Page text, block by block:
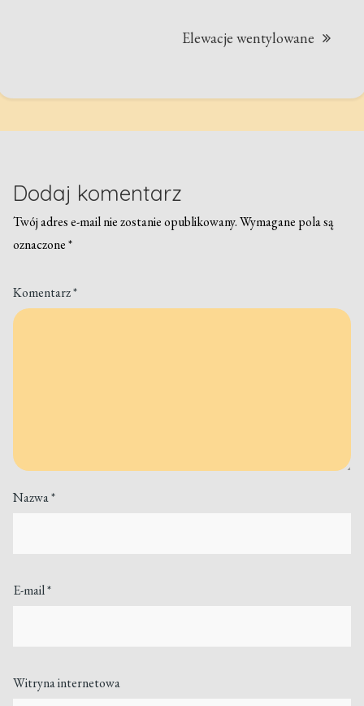
Elewacje wentylowane
Dodaj komentarz
Twój adres e-mail nie zostanie opublikowany. Wymagane pola są
oznaczone*
Komentarz*
Nazwa*
E-mail*
Witryna internetowa